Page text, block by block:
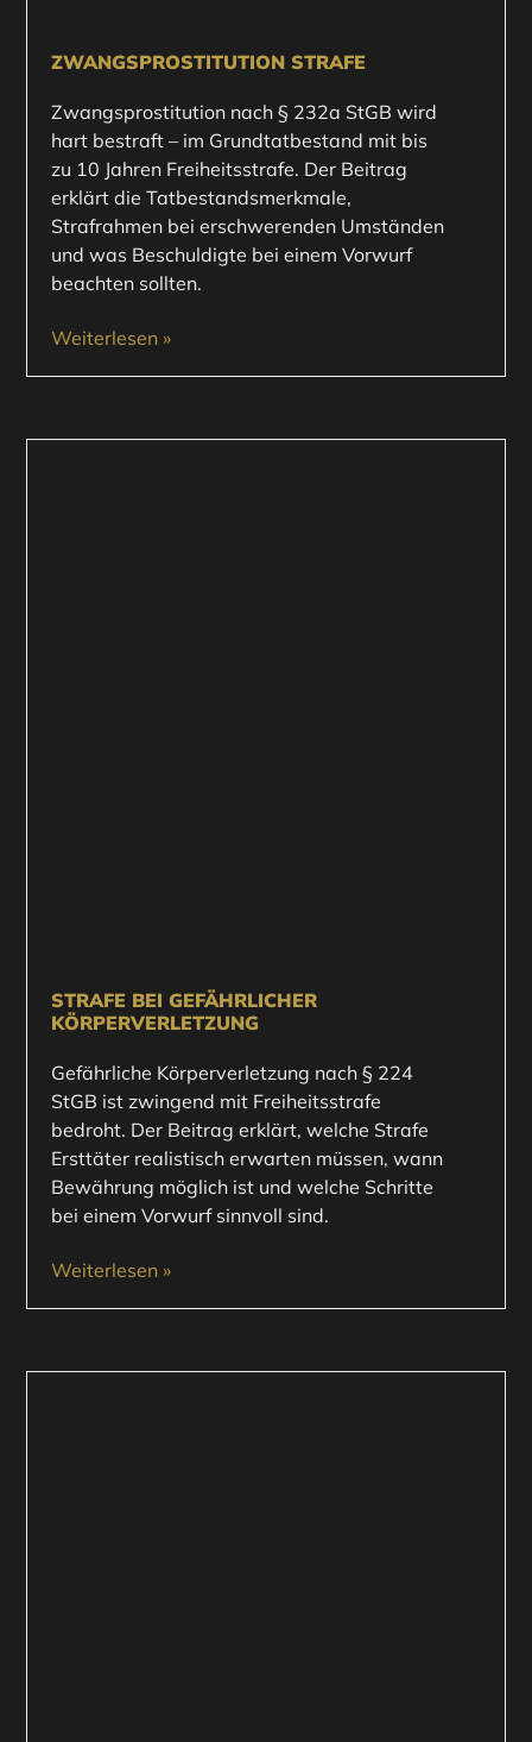
ZWANGSPROSTITUTION STRAFE
Zwangsprostitution nach § 232a StGB wird
hart bestraft – im Grundtatbestand mit bis
zu 10 Jahren Freiheitsstrafe. Der Beitrag
erklärt die Tatbestandsmerkmale,
Strafrahmen bei erschwerenden Umständen
und was Beschuldigte bei einem Vorwurf
beachten sollten.
Weiterlesen »
STRAFE BEI GEFÄHRLICHER
KÖRPERVERLETZUNG
Gefährliche Körperverletzung nach § 224
StGB ist zwingend mit Freiheitsstrafe
bedroht. Der Beitrag erklärt, welche Strafe
Ersttäter realistisch erwarten müssen, wann
Bewährung möglich ist und welche Schritte
bei einem Vorwurf sinnvoll sind.
Weiterlesen »